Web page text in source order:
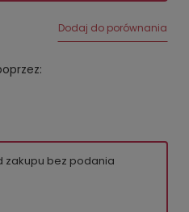
Dodaj do porównania
zakupu bez podania